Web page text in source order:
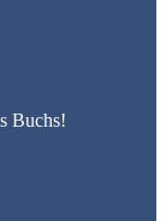
Buchs!